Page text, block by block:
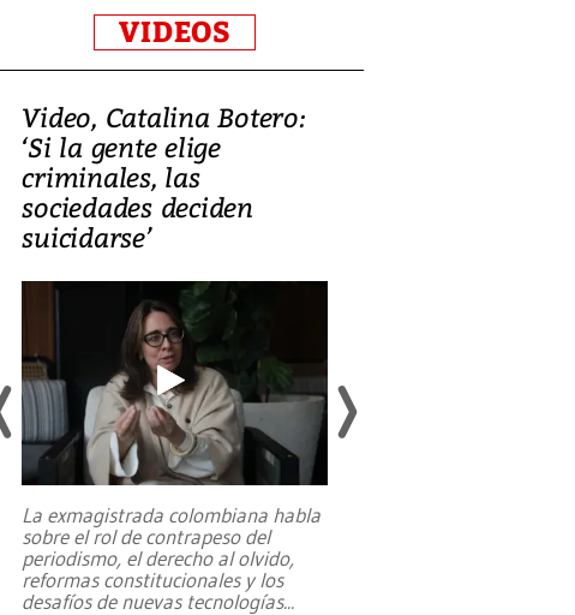
VIDEOS
Video, Catalina Botero:
‘Si la gente elige
criminales, las
sociedades deciden
suicidarse’
La exmagistrada colombiana habla
sobre el rol de contrapeso del
periodismo, el derecho al olvido,
reformas constitucionales y los
desafíos de nuevas tecnologías...